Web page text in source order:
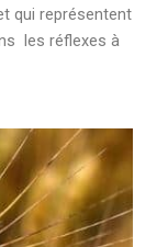
qui représentent
les réflexes à